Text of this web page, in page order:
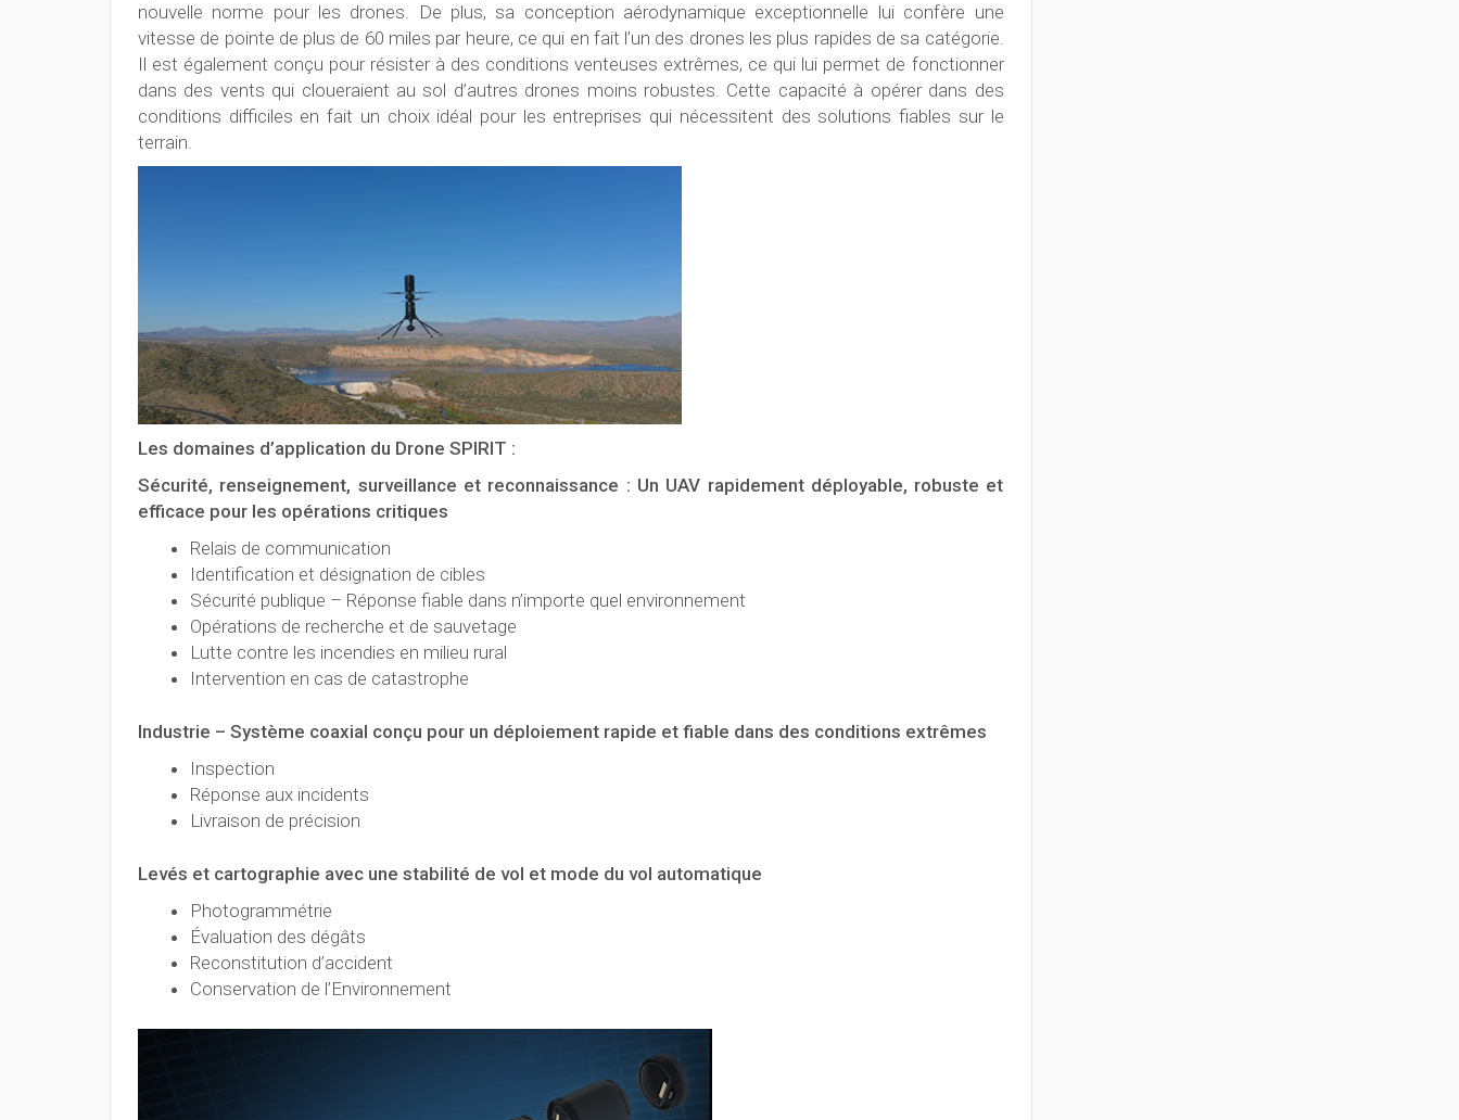
nouvelle norme pour les drones. De plus, sa conception aérodynamique exceptionnelle lui confère une
vitesse de pointe de plus de 60 miles par heure, ce qui en fait l’un des drones les plus rapides de sa catégorie.
Il est également conçu pour résister à des conditions venteuses extrêmes, ce qui lui permet de fonctionner
dans des vents qui cloueraient au sol d’autres drones moins robustes. Cette capacité à opérer dans des
conditions difficiles en fait un choix idéal pour les entreprises qui nécessitent des solutions fiables sur le
terrain.
Les domaines d’application du Drone SPIRIT :
Sécurité, renseignement, surveillance et reconnaissance : Un UAV rapidement déployable, robuste et
efficace pour les opérations critiques
Relais de communication
Identification et désignation de cibles
Sécurité publique – Réponse fiable dans n’importe quel environnement
Opérations de recherche et de sauvetage
Lutte contre les incendies en milieu rural
Intervention en cas de catastrophe
Industrie – Système coaxial conçu pour un déploiement rapide et fiable dans des conditions extrêmes
Inspection
Réponse aux incidents
Livraison de précision
Levés et cartographie avec une stabilité de vol et mode du vol automatique
Photogrammétrie
Évaluation des dégâts
Reconstitution d’accident
Conservation de l’Environnement